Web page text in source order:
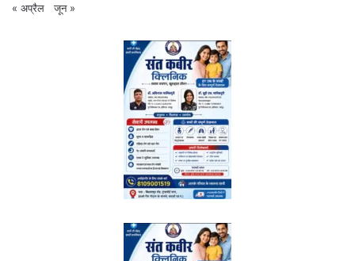
« अप्रैल जून »